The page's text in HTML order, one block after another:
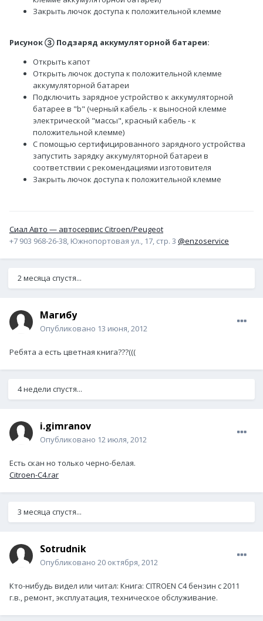
Закрыть лючок доступа к положительной клемме
Рисунок③ Подзаряд аккумуляторной батареи:
Открыть капот
Открыть лючок доступа к положительной клемме
аккумуляторной батареи
Подключить зарядное устройство к аккумуляторной
батарее в "b" (черный кабель - к выносной клемме
электрической "массы", красный кабель - к
положительной клемме)
С помощью сертифицированного зарядного устройства
запустить зарядку аккумуляторной батареи в
соответствии с рекомендациями изготовителя
Закрыть лючок доступа к положительной клемме
Сиал Авто — автосервис Citroen/Peugeot
+7 903 968-26-38, Южнопортовая ул., 17, стр. 3 @enzoservice
2 месяца спустя...
Магибу
Опубликовано 13 июня, 2012
Ребята а есть цветная книга???(((
4 недели спустя...
i.gimranov
Опубликовано 12 июля, 2012
Есть скан но только черно-белая.
Citroen-C4.rar
3 месяца спустя...
Sotrudnik
Опубликовано 20 октября, 2012
Кто-нибудь видел или читал: Книга: CITROEN C4 бензин с 2011
г.в., ремонт, эксплуатация, техническое обслуживание.